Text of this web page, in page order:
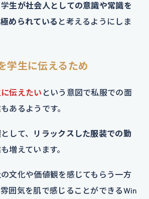
生が社会人としての意識や常識を
められている と考えるようにしま
学生に伝えるため
伝えたい という意図で私服での面
あるようです。
して、
リラックスした服装での勤
も増えています。
文化や価値観を感じてもらう一方
囲気を肌で感じることができるWin